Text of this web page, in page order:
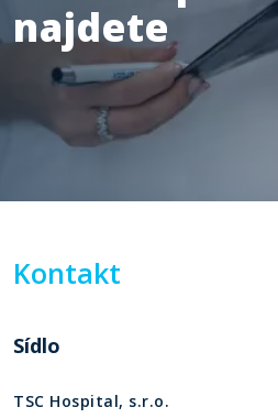
najdete
Kontakt
Sídlo
TSC Hospital, s.r.o.